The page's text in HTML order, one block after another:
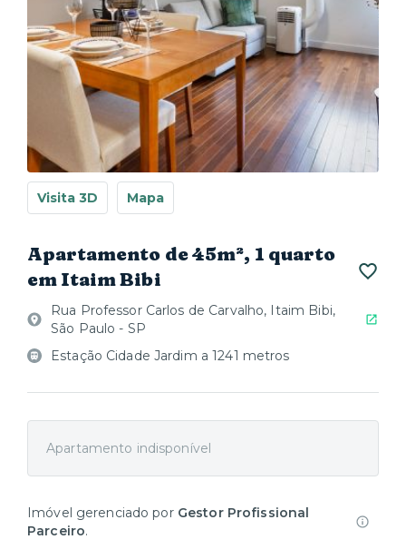
Visita 3D Mapa
Apartamento de 45m², 1 quarto
em Itaim Bibi
Rua Professor Carlos de Carvalho, Itaim Bibi,
São Paulo - SP
Estação Cidade Jardim a 1241 metros
Apartamento indisponível
Imóvel gerenciado por Gestor Profissional
Parceiro.